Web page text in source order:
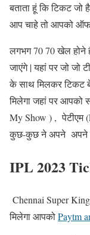
बताता हूं कि टिकट
आप चाहे तो आपको
लगभग 70 70 खेल होने
जाएंगे | यहां पर जो जो
के साथ मिलकर टिकट
मिलेगा जहां पर आपको
My Show ) , पेटीएम
कुछ-कुछ ने अपने अपने
IPL 2023
Chennai Super
मिलेगा आपकोPaytm